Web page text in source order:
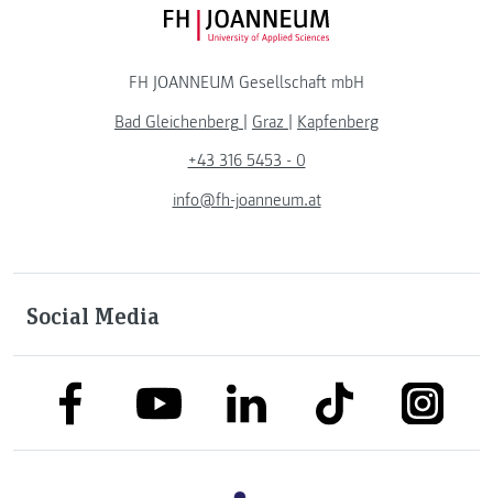
FH JOANNEUM Logo
FH JOANNEUM Gesellschaft mbH
Bad Gleichenberg | Graz | Kapfenberg
+43 316 5453 - 0
info@fh-joanneum.at
Social Media
link to facebooklink to youtubelink to linkedinlink to tiktok link to